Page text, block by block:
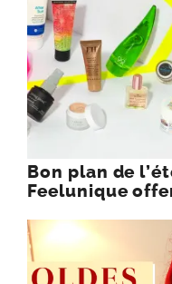
Bon plan de
Feelunique